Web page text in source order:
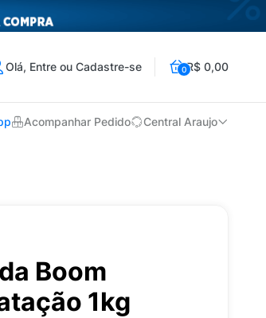
Olá, Entre ou Cadastre-se 0R$ 0,00
Acompanhar Pedido Central Araujo
Boom
1kg